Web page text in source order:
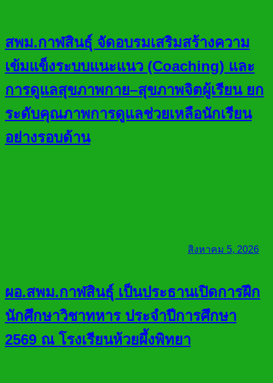
สพม.กาฬสินธุ์ จัดอบรมเสริมสร้างความ
เข้มแข็งระบบแนะแนว (Coaching) และ
การดูแลสุขภาพกาย–สุขภาพจิตผู้เรียน ยก
ระดับคุณภาพการดูแลช่วยเหลือนักเรียน
อย่างรอบด้าน
สิงหาคม 5, 2026
ผอ.สพม.กาฬสินธุ์ เป็นประธานเปิดการฝึก
นักศึกษาวิชาทหาร ประจำปีการศึกษา
2569 ณ โรงเรียนห้วยผึ้งพิทยา